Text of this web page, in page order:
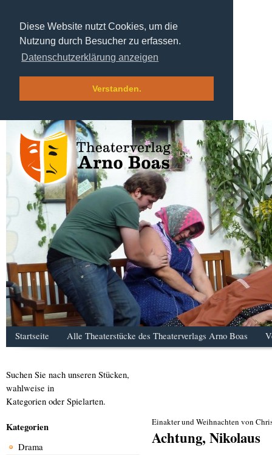
Diese Website nutzt Cookies, um die
Nutzung durch Besucher zu erfassen.
Datenschutzerklärung anzeigen
Verstanden.
Startseite Alle Theaterstücke des Theaterverlags Arno Boas
Suchen Sie nach unseren Stücken,
wahlweise in
Kategorien oder Spielarten.
Kategorien
Drama
Einakter und Weihnachten von
Achtung, Nikolaus